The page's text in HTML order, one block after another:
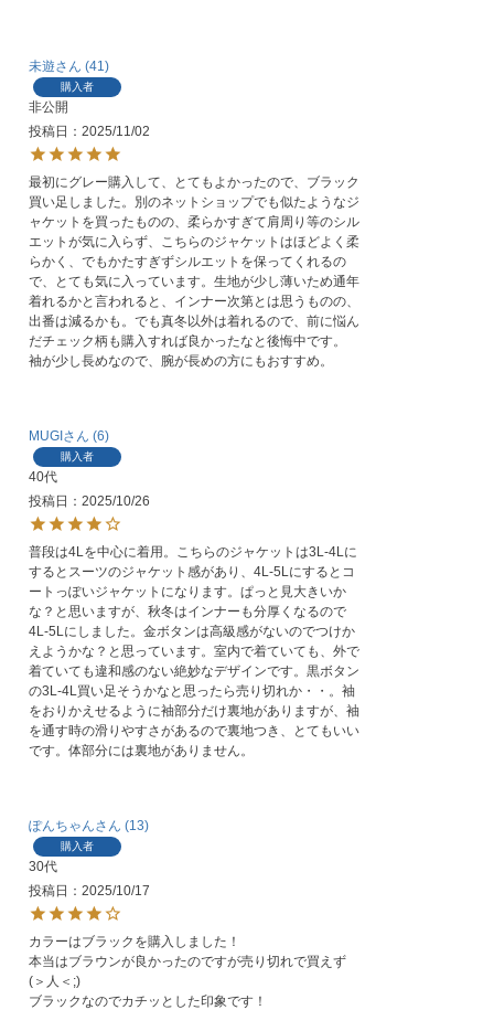
未遊 41
購入者
非公開
投稿日
2025/11/02
最初にグレー購入して、とてもよかったので、ブラック
買い足しました。別のネットショップでも似たようなジ
ャケットを買ったものの、柔らかすぎて肩周り等のシル
エットが気に入らず、こちらのジャケットはほどよく柔
らかく、でもかたすぎずシルエットを保ってくれるの
で、とても気に入っています。生地が少し薄いため通年
着れるかと言われると、インナー次第とは思うものの、
出番は減るかも。でも真冬以外は着れるので、前に悩ん
だチェック柄も購入すれば良かったなと後悔中です。
袖が少し長めなので、腕が長めの方にもおすすめ。
MUGI 6
購入者
40代
投稿日
2025/10/26
普段は4Lを中心に着用。こちらのジャケットは3L-4Lに
するとスーツのジャケット感があり、4L-5Lにするとコ
ートっぽいジャケットになります。ぱっと見大きいか
な？と思いますが、秋冬はインナーも分厚くなるので
4L-5Lにしました。金ボタンは高級感がないのでつけか
えようかな？と思っています。室内で着ていても、外で
着ていても違和感のない絶妙なデザインです。黒ボタン
の3L-4L買い足そうかなと思ったら売り切れか・・。袖
をおりかえせるように袖部分だけ裏地がありますが、袖
を通す時の滑りやすさがあるので裏地つき、とてもいい
です。体部分には裏地がありません。
ぽんちゃん 13
購入者
30代
投稿日
2025/10/17
カラーはブラックを購入しました！
本当はブラウンが良かったのですが売り切れで買えず
(＞人＜;)
ブラックなのでカチッとした印象です！